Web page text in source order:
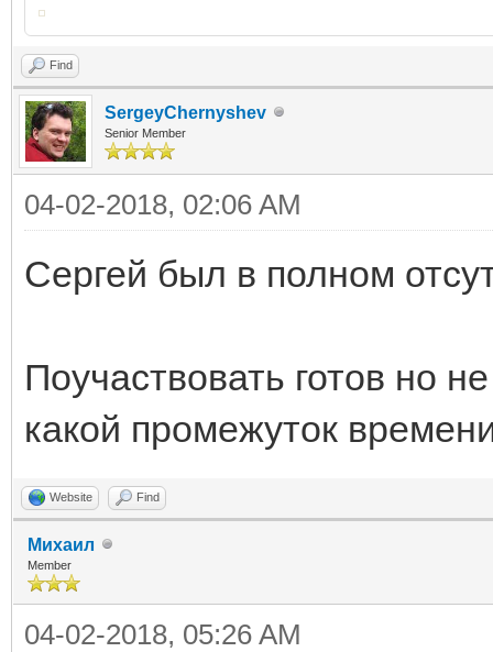
Find
SergeyChernyshev
Senior Member
04-02-2018, 02:06 AM
Сергей был в полном
Поучаствовать готов но
какой промежуток
Website Find
Михаил
Member
04-02-2018, 05:26 AM